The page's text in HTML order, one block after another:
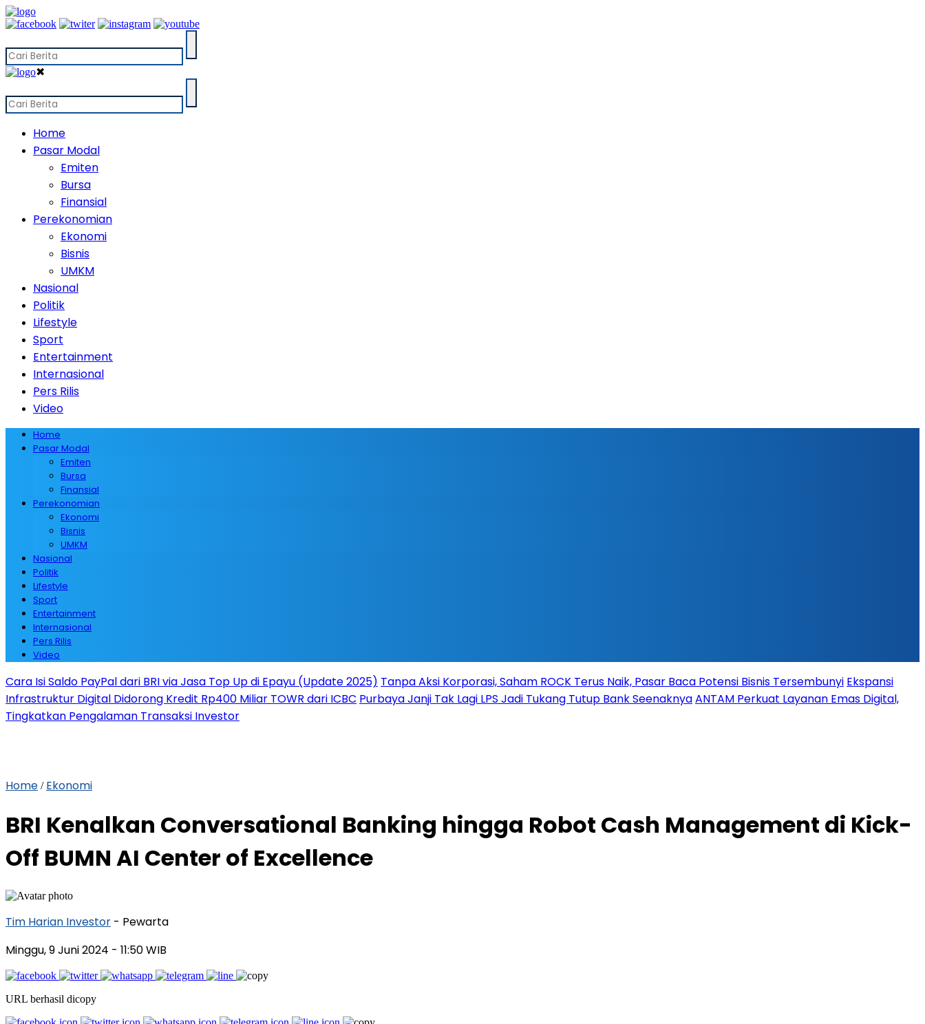
✖
Home
Pasar Modal
Emiten
Bursa
Finansial
Perekonomian
Ekonomi
Bisnis
UMKM
Nasional
Politik
Lifestyle
Sport
Entertainment
Internasional
Pers Rilis
Video
Home
Pasar Modal
Emiten
Bursa
Finansial
Perekonomian
Ekonomi
Bisnis
UMKM
Nasional
Politik
Lifestyle
Sport
Entertainment
Internasional
Pers Rilis
Video
Cara Isi Saldo PayPal dari BRI via Jasa Top Up di Epayu (Update 2025) Tanpa Aksi Korporasi, Saham ROCK Terus Naik, Pasar Baca Potensi Bisnis Tersembunyi Ekspansi
Infrastruktur Digital Didorong Kredit Rp400 Miliar TOWR dari ICBC Purbaya Janji Tak Lagi LPS Jadi Tukang Tutup Bank SeenaknyaANTAM Perkuat Layanan Emas Digital,
Tingkatkan Pengalaman Transaksi Investor
Home / Ekonomi
BRI Kenalkan Conversational Banking hingga Robot Cash Management di Kick-
Off BUMN AI Center of Excellence
Tim Harian Investor - Pewarta
Minggu, 9 Juni 2024 - 11:50 WIB
URL berhasil dicopy